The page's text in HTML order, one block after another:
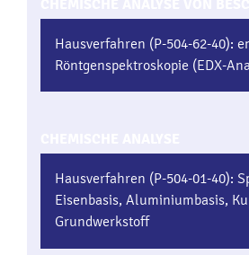
Hausverfahren (P-504-62-40):
Röntgenspektroskopie (EDX-
Hausverfahren (P-504-01-40):
Eisenbasis, Aluminiumbasis,
Grundwerkstoff